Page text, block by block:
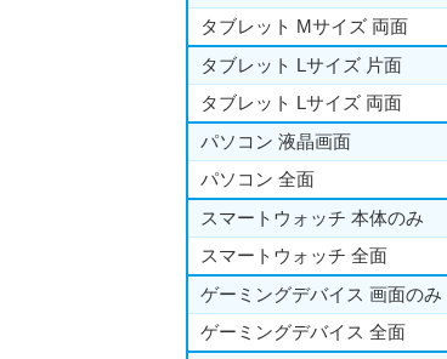
タブレット Mサイズ 両面
タブレット Lサイズ 片面
タブレット Lサイズ 両面
パソコン 液晶画面
パソコン 全面
スマートウォッチ 本体のみ
スマートウォッチ 全面
ゲーミングデバイス 画面のみ
ゲーミングデバイス 全面